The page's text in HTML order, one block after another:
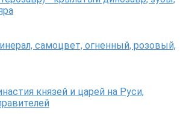
самоцвет, огненный, розовый,
князей и царей на Руси,